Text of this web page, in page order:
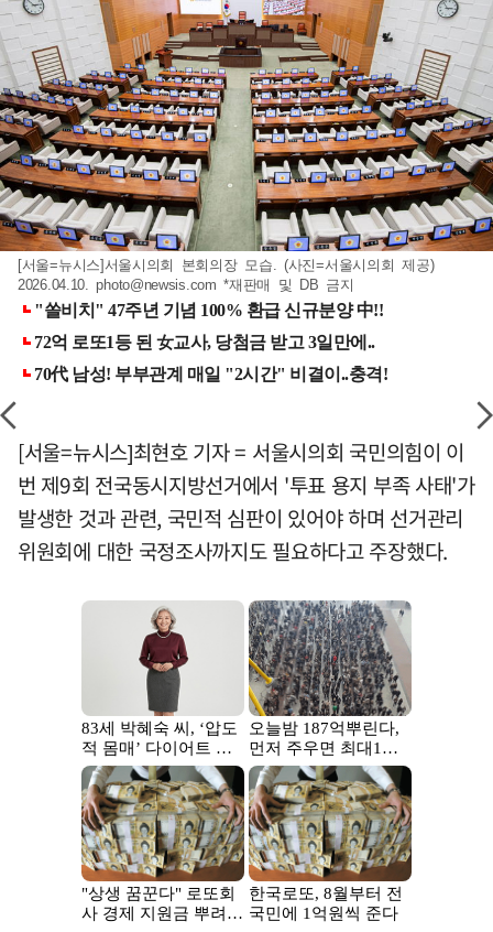
[서울=뉴시스]서울시의회 본회의장 모습. (사진=서울시의회 제공)
2026.04.10.photo@newsis.com *재판매 및 DB 금지
[서울=뉴시스]최현호 기자 = 서울시의회 국민의힘이 이
번 제9회 전국동시지방선거에서 '투표 용지 부족 사태'가
발생한 것과 관련, 국민적 심판이 있어야 하며 선거관리
위원회에 대한 국정조사까지도 필요하다고 주장했다.